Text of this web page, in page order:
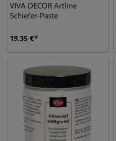
VIVA DECOR Artline
Schiefer-Paste
19,35 €